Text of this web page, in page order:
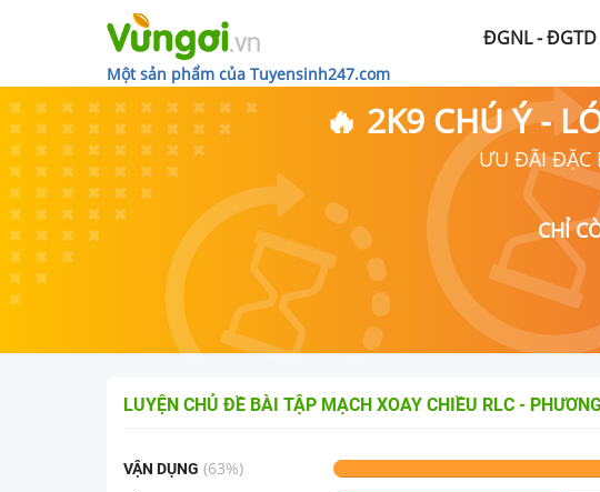
Một sản phẩm của Tuyensinh247.com
ĐGNL - ĐGTD
🔥 2K9 CHÚ Ý -
ƯU ĐÃI ĐẶC
CHỈ
LUYỆN CHỦ ĐỀ BÀI TẬP MẠCH XOAY CHIỀU RLC -
VẬN DỤNG (63%)